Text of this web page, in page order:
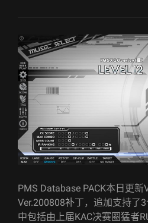
PMS Database PACK本日更新
Ver.200808补丁，追加支持了
中包括由上届KAC决赛圈猛者